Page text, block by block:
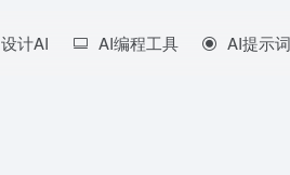
设计AI AI编程工具 AI提示词